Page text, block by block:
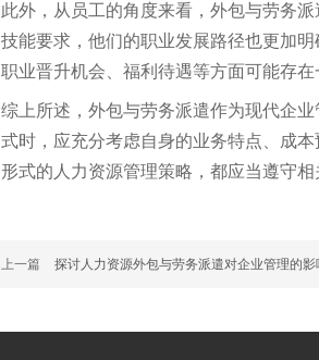
此外，从员工的角度来看，外包与劳务
技能要求，他们的职业发展路径也更加
职业晋升机会、福利待遇等方面可能存在
综上所述，外包与劳务派遣作为现代企
式时，应充分考虑自身的业务特点、成
形式的人力资源管理策略，都应当遵守
上一篇 探讨人力资源外包与劳务派遣对企业管理的影